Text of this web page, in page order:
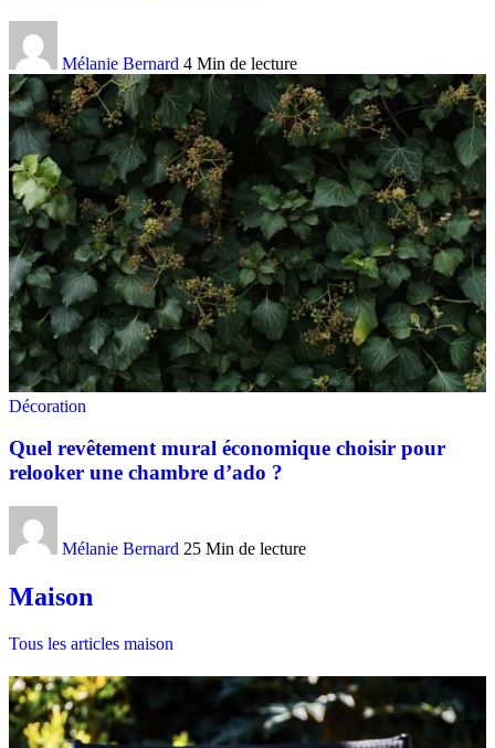
Mélanie Bernard 4 Min de lecture
Décoration
Quel revêtement mural économique choisir pour
relooker une chambre d’ado ?
Mélanie Bernard 25 Min de lecture
Maison
Tous les articles maison